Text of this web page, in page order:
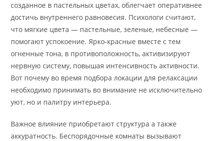
созданное в пастельных цветах, облегчает оперативнее
достичь внутреннего равновесия. Психологи считают,
что мягкие цвета — пастельные, зеленые, небесные —
помогают успокоение. Ярко-красные вместе с тем
огненные тона, в противоположность, активизируют
нервную систему, повышая интенсивность активности.
Вот почему во время подбора локации для релаксации
необходимо принимать во внимание не исключительно
уют, но и палитру интерьера.
Важное влияние приобретают структура а также
аккуратность. Беспорядочные комнаты вызывают